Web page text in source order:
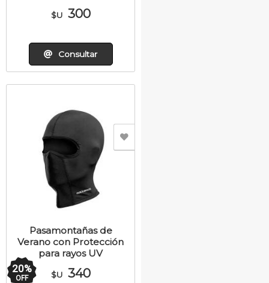
$U 300
Consultar
Pasamontañas de
Verano con Protección
para rayos UV
20%
OFF $U 340